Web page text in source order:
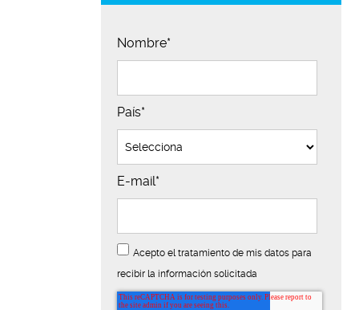
Nombre*
País*
E-mail*
Acepto el tratamiento de mis datos para
recibir la información solicitada